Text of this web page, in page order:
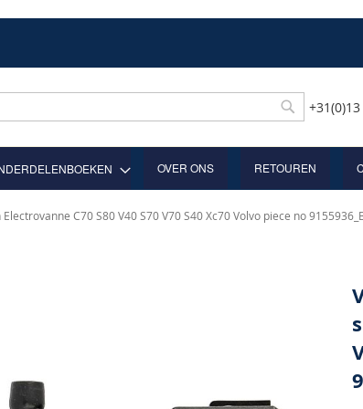
OVER ONS RETOUREN
C70 S80 V40 S70 V70 S40 Xc70 Volvo piece no